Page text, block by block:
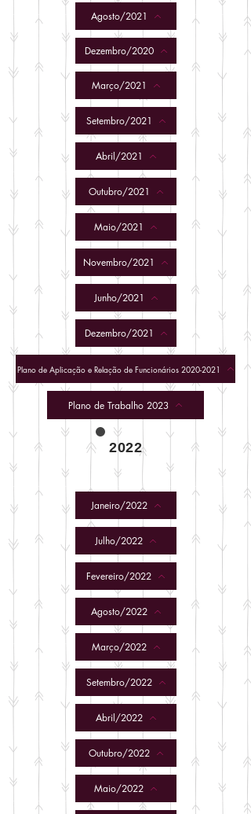
Agosto/2021
Dezembro/2020
Março/2021
Setembro/2021
Abril/2021
Outubro/2021
Maio/2021
Novembro/2021
Junho/2021
Dezembro/2021
Plano de Aplicação e Relação de Funcionários 2020-2021
Plano de Trabalho 2023
2022
Janeiro/2022
Julho/2022
Fevereiro/2022
Agosto/2022
Março/2022
Setembro/2022
Abril/2022
Outubro/2022
Maio/2022